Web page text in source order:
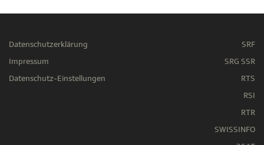
Datenschutzerklärung
Impressum
Datenschutz-Einstellungen
SRF
SRG SSR
RTS
RSI
RTR
SWISSINFO